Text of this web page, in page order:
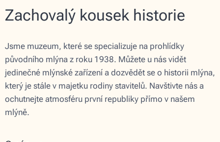
Zachovalý kousek historie
Jsme muzeum, které se specializuje na prohlídky
původního mlýna z roku 1938. Můžete u nás vidět
jedinečné mlýnské zařízení a dozvědět se o historii mlýna,
který je stále v majetku rodiny stavitelů. Navštivte nás a
ochutnejte atmosféru první republiky přímo v našem
mlýně.